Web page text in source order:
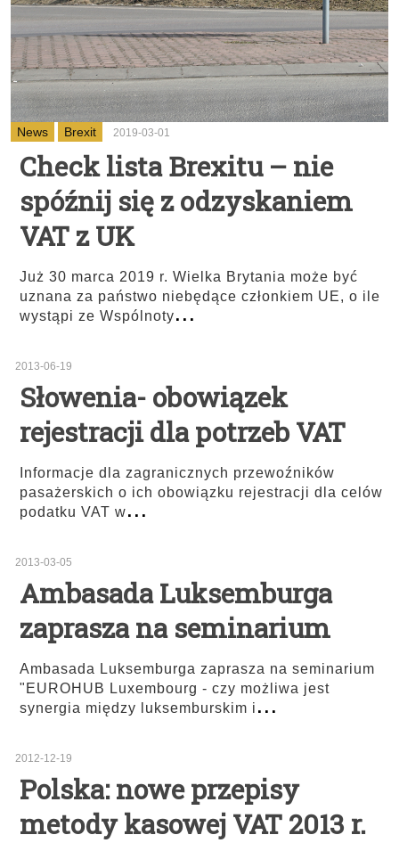
News Brexit 2019-03-01
Check lista Brexitu – nie
spóźnij się z odzyskaniem
VAT z UK
Już 30 marca 2019 r. Wielka Brytania może być
uznana za państwo niebędące członkiem UE, o ile
wystąpi ze Wspólnoty...
2013-06-19
Słowenia- obowiązek
rejestracji dla potrzeb VAT
Informacje dla zagranicznych przewoźników
pasażerskich o ich obowiązku rejestracji dla celów
podatku VAT w...
2013-03-05
Ambasada Luksemburga
zaprasza na seminarium
Ambasada Luksemburga zaprasza na seminarium
"EUROHUB Luxembourg - czy możliwa jest
synergia między luksemburskim i...
2012-12-19
Polska: nowe przepisy
metody kasowej VAT 2013 r.